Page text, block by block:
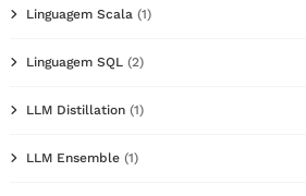
Linguagem Scala (1)
Linguagem SQL (2)
LLM Distillation (1)
LLM Ensemble (1)